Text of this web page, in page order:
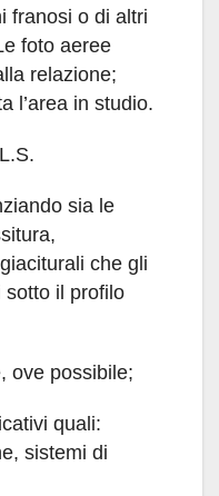
franosi o di altri
foto aeree
relazione;
l’area in studio.
sia le
che gli
sotto il profilo
ove possibile;
quali:
sistemi di